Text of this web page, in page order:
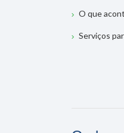
O que
Serviços